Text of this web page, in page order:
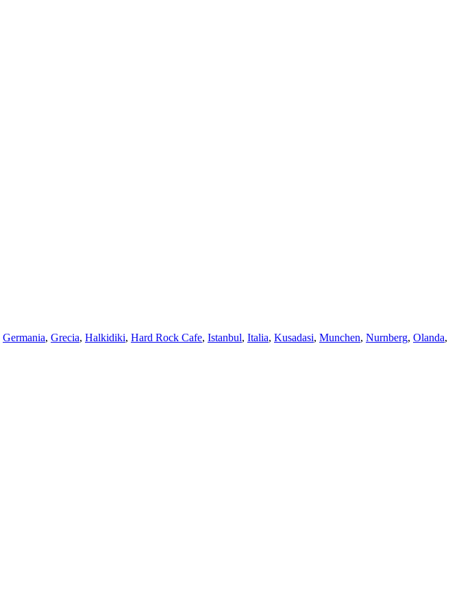
Germania, Grecia, Halkidiki, Hard Rock Cafe, Istanbul, Italia, Kusadasi, Munchen, Nurnberg, Olanda,